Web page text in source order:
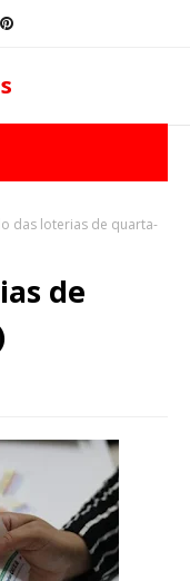
das loterias de quarta-
de